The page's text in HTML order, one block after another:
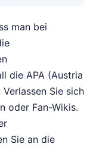
man bei
die APA (Austria
Sie sich
oder Fan-Wikis.
Sie an die